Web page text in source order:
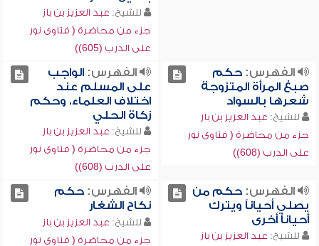
للشيخ: عبد العزيز بن باز
جزء من محاضرة ( فتاوى نور
على الدرب (605))
الفهرس:حكم
صبغ المرأة المتزوجة
شعرها بالسواد
للشيخ: عبد العزيز بن باز
جزء من محاضرة ( فتاوى نور
على الدرب (608))
الفهرس:الواجب
على المسلم عند
اختلاف العلماء، وحكم
زكاة الحلي
للشيخ: عبد العزيز بن باز
جزء من محاضرة ( فتاوى نور
على الدرب (608))
الفهرس:حكم من
يصلي أحياناً ويترك
أحياناً أخرى
للشيخ: عبد العزيز بن باز
الفهرس:حكم
نكاح الشغار
للشيخ: عبد العزيز بن باز
جزء من محاضرة ( فتاوى نور